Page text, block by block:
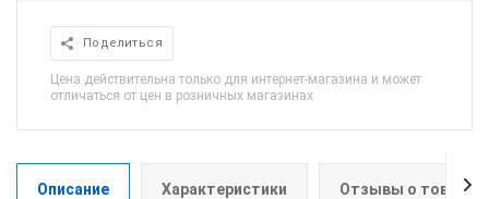
Поделиться
Цена действительна только для интернет-магазина и может
отличаться от цен в розничных магазинах
Описание Характеристики Отзывы о товаре